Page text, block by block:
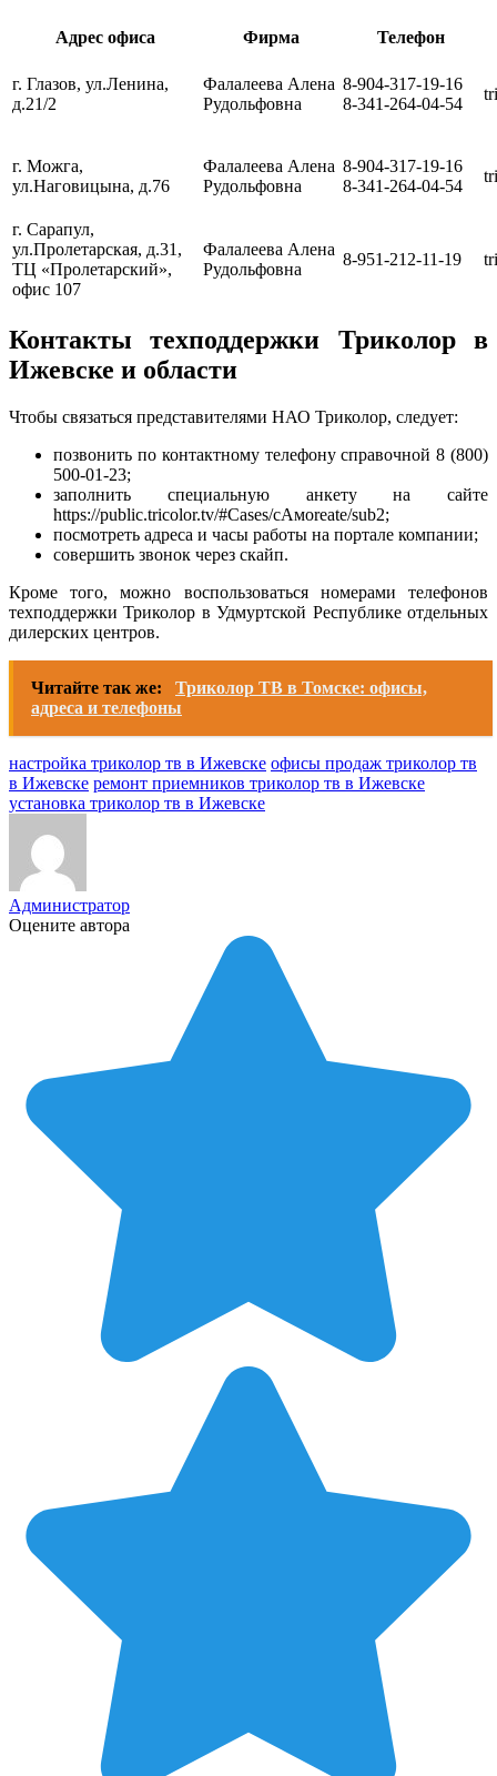
Адрес офиса Фирма Телефон
г. Глазов, ул.Ленина,
д.21/2
Фалалеева Алена
Рудольфовна
8-904-317-19-16
8-341-264-04-54
г. Можга,
ул.Наговицына, д.76
Фалалеева Алена
Рудольфовна
8-904-317-19-16
8-341-264-04-54
г. Сарапул,
ул.Пролетарская, д.31,
ТЦ «Пролетарский»,
офис 107
Фалалеева Алена
Рудольфовна
8-951-212-11-19
Контакты техподдержки Триколор в
Ижевске и области
Чтобы связаться представителями НАО Триколор, следует:
позвонить по контактному телефону справочной 8 (800)
500-01-23;
заполнить специальную анкету на сайте
https://public.tricolor.tv/#Cases/cАмоreate/sub2;
посмотреть адреса и часы работы на портале компании;
совершить звонок через скайп.
Кроме того, можно воспользоваться номерами телефонов
техподдержки Триколор в Удмуртской Республике отдельных
дилерских центров.
Читайте так же:
Триколор ТВ в Томске: офисы,
адреса и телефоны
настройка триколор тв в Ижевске офисы продаж триколор тв
в Ижевске ремонт приемников триколор тв в Ижевске
установка триколор тв в Ижевске
Администратор
Оцените автора